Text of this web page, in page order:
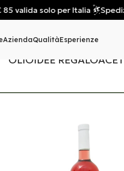
solo per Italia
AziendaQualitàEsperienze
OLIOIDEE REGALO